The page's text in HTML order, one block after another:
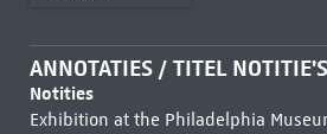
ANNOTATIES / TITEL NOTITIE'S
Notities
Exhibition at the Philadelphia